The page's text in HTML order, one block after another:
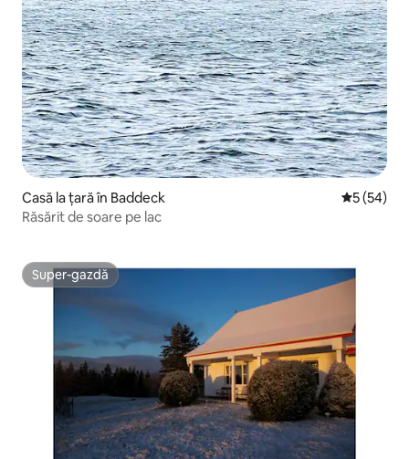
Casă la țară în Baddeck Scor
5 (54)
Răsărit de soare pe lac
Super-gazdă
Super-gazdă